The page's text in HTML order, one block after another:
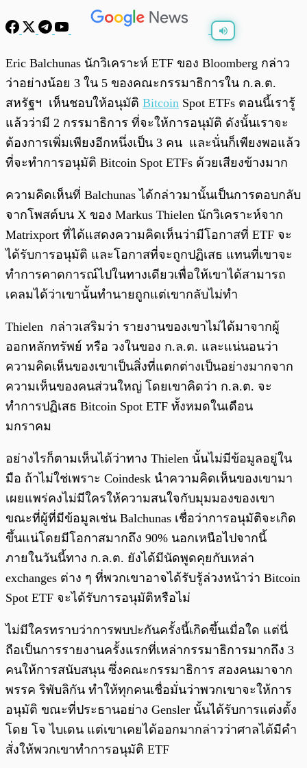
0:00
Eric Balchunas นักวิเคราะห์ ETF ของ Bloomberg กล่าว
ว่าอย่างน้อย 3 ใน 5 ของคณะกรรมาธิการใน ก.ล.ต.
สหรัฐฯ เห็นชอบให้อนุมัติ Bitcoin Spot ETFs ตอนนี้เรารู้
แล้วว่ามี 2 กรรมาธิการ ที่จะให้การอนุมัติ ดังนั้นเราจะ
ต้องการเพิ่มเพียงอีกหนึ่งเป็น 3 คน และนั่นก็เพียงพอแล้ว
ที่จะทำการอนุมัติ Bitcoin Spot ETFs ด้วยเสียงข้างมาก
ความคิดเห็นที่ Balchunas ได้กล่าวมานั้นเป็นการตอบกลับ
จากโพสต์บน X ของ Markus Thielen นักวิเคราะห์จาก
Matrixport ที่ได้แสดงความคิดเห็นว่ามีโอกาสที่ ETF จะ
ได้รับการอนุมัติ และโอกาสที่จะถูกปฏิเสธ แทนที่เขาจะ
ทำการคาดการณ์ไปในทางเดียวเพื่อให้เขาได้สามารถ
เคลมได้ว่าเขานั้นทำนายถูกแต่เขากลับไม่ทำ
Thielen กล่าวเสริมว่า รายงานของเขาไม่ได้มาจากผู้
ออกหลักทรัพย์ หรือ วงในของ ก.ล.ต. และแน่นอนว่า
ความคิดเห็นของเขาเป็นสิ่งที่แตกต่างเป็นอย่างมากจาก
ความเห็นของคนส่วนใหญ่ โดยเขาคิดว่า ก.ล.ต. จะ
ทำการปฏิเสธ Bitcoin Spot ETF ทั้งหมดในเดือน
มกราคม
อย่างไรก็ตามเห็นได้ว่าทาง Thielen นั้นไม่มีข้อมูลอยู่ใน
มือ ถ้าไม่ใช่เพราะ Coindesk นำความคิดเห็นของเขามา
เผยแพร่คงไม่มีใครให้ความสนใจกับมุมมองของเขา
ขณะที่ผู้ที่มีข้อมูลเช่น Balchunas เชื่อว่าการอนุมัติจะเกิด
ขึ้นแน่โดยมีโอกาสมากถึง 90% นอกเหนือไปจากนี้
ภายในวันนี้ทาง ก.ล.ต. ยังได้มีนัดพูดคุยกับเหล่า
exchanges ต่าง ๆ ที่พวกเขาอาจได้รับรู้ล่วงหน้าว่า Bitcoin
Spot ETF จะได้รับการอนุมัติหรือไม่
ไม่มีใครทราบว่าการพบปะกันครั้งนี้เกิดขึ้นเมื่อใด แต่นี่
ถือเป็นการรายงานครั้งแรกที่เหล่ากรรมาธิการมากถึง 3
คนให้การสนับสนุน ซึ่งคณะกรรมาธิการ สองคนมาจาก
พรรค ริพับลิกัน ทำให้ทุกคนเชื่อมั่นว่าพวกเขาจะให้การ
อนุมัติ ขณะที่ประธานอย่าง Gensler นั้นได้รับการแต่งตั้ง
โดย โจ ไบเดน แต่เขาเคยได้ออกมากล่าวว่าศาลได้มีคำ
สั่งให้พวกเขาทำการอนุมัติ ETF